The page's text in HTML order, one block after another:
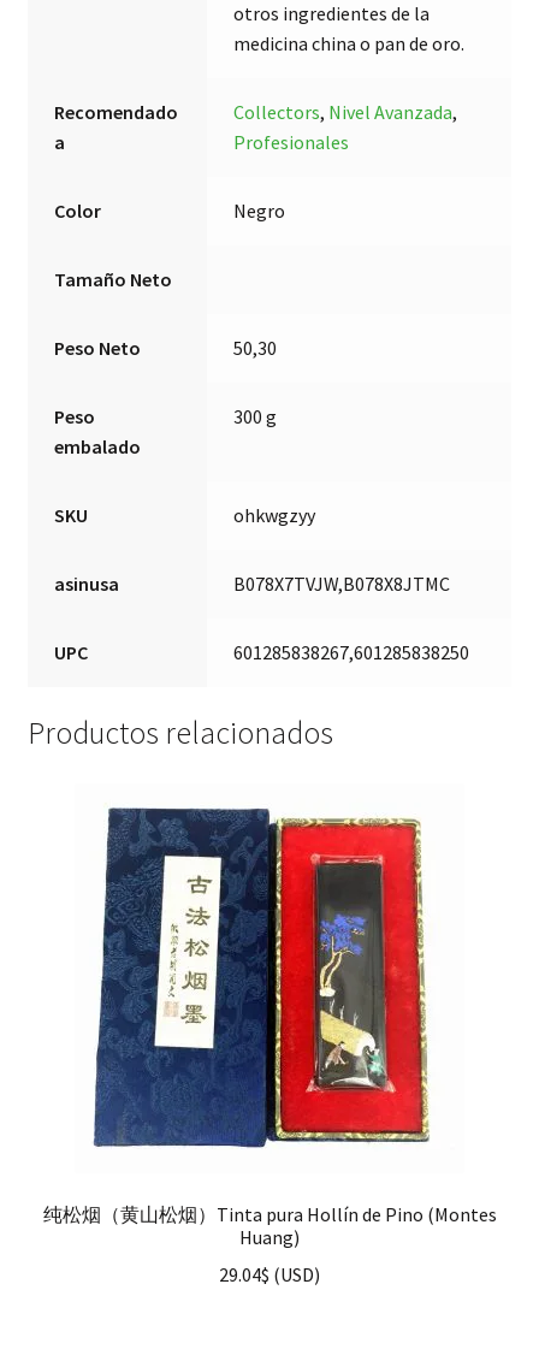
otros ingredientes de la
medicina china o pan de oro.
Recomendado
a
Collectors, Nivel Avanzada,
Profesionales
Color Negro
Tamaño Neto
Peso Neto 50,30
Peso
embalado
300 g
SKU ohkwgzyy
asinusa B078X7TVJW,B078X8JTMC
UPC 601285838267,601285838250
Productos relacionados
纯松烟（黄山松烟）Tinta pura Hollín de Pino (Montes
Huang)
29.04$ (USD)